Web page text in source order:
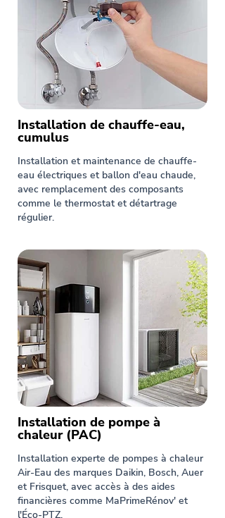
Installation de chauffe-eau,
cumulus
Installation et maintenance de chauffe-
eau électriques et ballon d'eau chaude,
avec remplacement des composants
comme le thermostat et détartrage
régulier.
Installation de pompe à
chaleur (PAC)
Installation experte de pompes à chaleur
Air-Eau des marques Daikin, Bosch, Auer
et Frisquet, avec accès à des aides
financières comme MaPrimeRénov' et
l'Éco-PTZ.